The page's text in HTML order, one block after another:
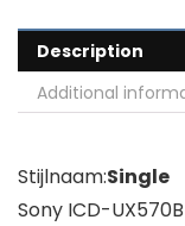
Description
Additional
Stijlnaam:Single
Sony ICD-